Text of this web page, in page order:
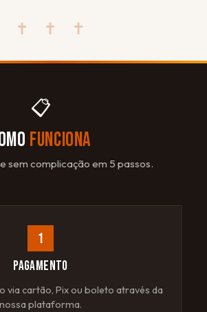
✝ ✝ ✝
📋
FUNCIONA
sem complicação em 5 passos.
1
PAGAMENTO
via cartão, Pix ou boleto através da
nossa plataforma.